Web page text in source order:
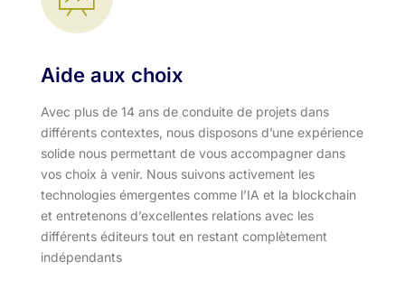
Aide aux choix
Avec plus de 14 ans de conduite de projets dans
différents contextes, nous disposons d’une expérience
solide nous permettant de vous accompagner dans
vos choix à venir. Nous suivons activement les
technologies émergentes comme l’IA et la blockchain
et entretenons d’excellentes relations avec les
différents éditeurs tout en restant complètement
indépendants